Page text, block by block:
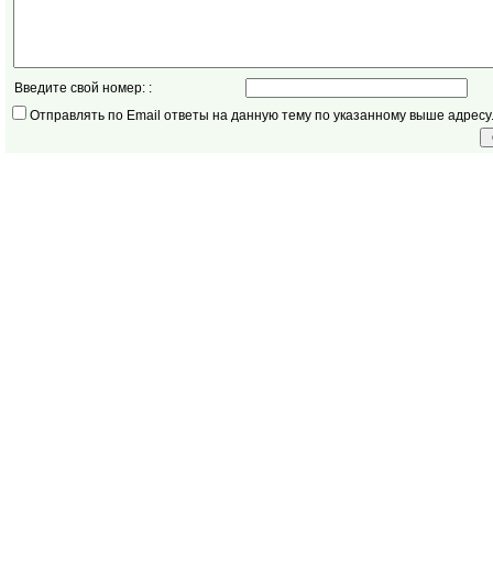
Введите свой номер: :
Отправлять по Email ответы на данную тему по указанному выше адресу.